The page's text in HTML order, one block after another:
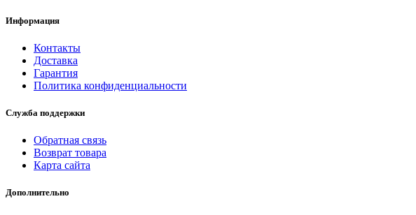
Информация
Контакты
Доставка
Гарантия
Политика конфиденциальности
Служба поддержки
Обратная связь
Возврат товара
Карта сайта
Дополнительно